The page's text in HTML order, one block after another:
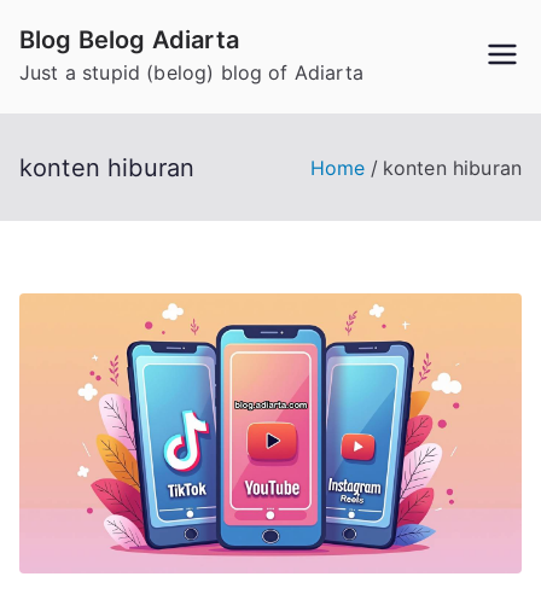
content
Blog Belog Adiarta
Just a stupid (belog) blog of Adiarta
konten hiburan Home konten hiburan